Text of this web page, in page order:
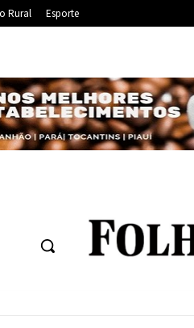
Rural Esporte